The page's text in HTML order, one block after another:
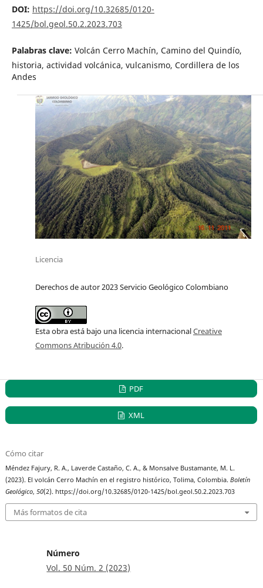
DOI: https://doi.org/10.32685/0120-
1425/bol.geol.50.2.2023.703
Palabras clave: Volcán Cerro Machín, Camino del Quindío,
historia, actividad volcánica, vulcanismo, Cordillera de los
Andes
Licencia
Derechos de autor 2023 Servicio Geológico Colombiano
Esta obra está bajo una licencia internacionalCreative
Commons Atribución 4.0.
PDF
XML
Cómo citar
Méndez Fajury, R. A., Laverde Castaño, C. A., & Monsalve Bustamante, M. L.
(2023). El volcán Cerro Machín en el registro histórico, Tolima, Colombia.Boletín
Geológico,50(2). https://doi.org/10.32685/0120-1425/bol.geol.50.2.2023.703
Más formatos de cita
Número
Vol. 50 Núm. 2 (2023)